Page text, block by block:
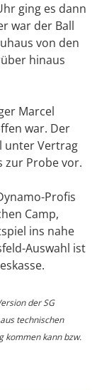
ging es dann
war der Ball
von den
hinaus
Marcel
war. Der
unter Vertrag
zur Probe vor.
Profis
Camp,
ins nahe
Auswahl ist
der SG
technischen
kommen kann bzw.